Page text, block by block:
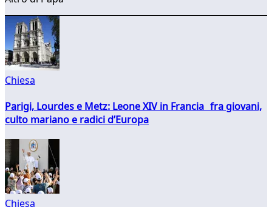
Chiesa
Parigi, Lourdes e Metz: Leone XIV in Francia fra giovani,
culto mariano e radici d’Europa
Chiesa